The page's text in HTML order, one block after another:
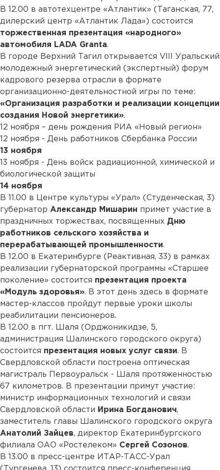
В 12.00 в автотехцентре «Атлантик» (Таганская, 77,
дилерский центр «Атлантик Лада») состоится
торжественная презентация «народного»
автомобиля LADA Granta.
В городе Верхний Тагил открывается VIII Уральский
молодежный энергетический (экспертный) форум
кадрового резерва отрасли в формате
организационно-деятельностной игры по теме:
«Организация разработки и реализации концепции
создания Новой энергетики».
12 ноября – день рождения РИА «Новый регион»
12 ноября - День работников Сбербанка России
13 ноября
13 ноября - День войск радиационной, химической и
биологической защиты
14 ноября
В 11.00 в Центре культуры «Урал» (Студенческая, 3)
губернатор Александр Мишарин примет участие в
праздничных торжествах, посвященных Дню
работников сельского хозяйства и
перерабатывающей промышленности.
В 12.00 в Екатеринбурге (Реактивная, 33) в рамках
реализации губернаторской программы «Старшее
поколение» состоится презентация проекта
«Модуль здоровья». В этот день здесь в формате
мастер-классов пройдут первые уроки школы
реабилитации пенсионеров.
В 12.00 в пгт. Шаля (Орджоникидзе, 5,
администрация Шалинского городского округа)
состоится презентация новых услуг связи. В
Свердловской области построена оптическая
магистраль Первоуральск - Шаля протяженностью
67 километров. В презентации примут участие:
министр информационных технологий и связи
Свердловской области Ирина Богданович,
заместитель главы Шалинского городского округа
Анатолий Зайцев, директор Екатеринбургского
филиала ОАО «Ростелеком» Сергей Созонов.
В 13.00 в пресс-центре ИТАР-ТАСС-Урал